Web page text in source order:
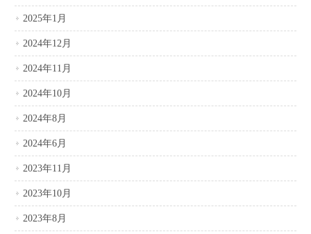
2025年1月
2024年12月
2024年11月
2024年10月
2024年8月
2024年6月
2023年11月
2023年10月
2023年8月